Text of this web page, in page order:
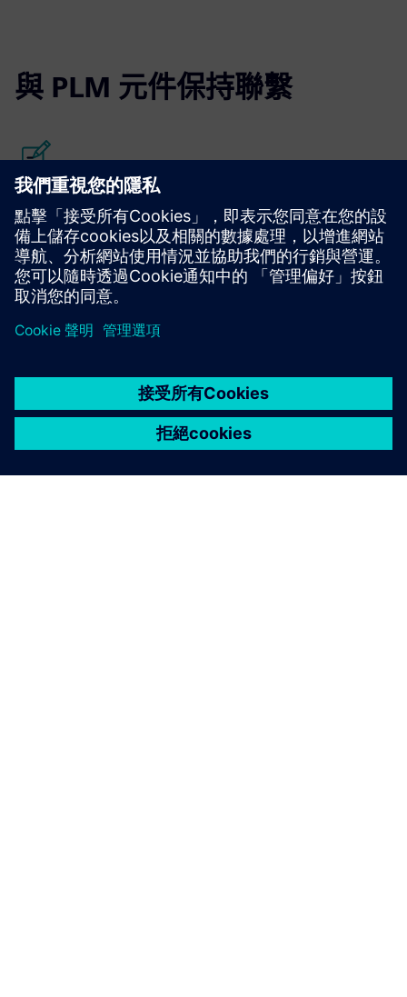
與 PLM 元件保持聯繫
閱讀部落格
獲得 PLM 元件和一般 PLM 市場的新觀點。
造訪 PLM 元件部落格